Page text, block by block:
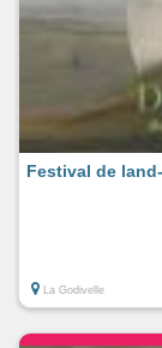
Festival de
La Godivelle